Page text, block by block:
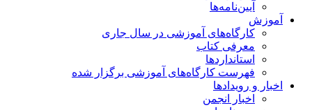
آیین‌نامه‌ها
آموزش
کارگاه‌های آموزشی در سال جاری
معرفی کتاب
استانداردها
فهرست کارگاه‌های آموزشی برگزار شده
اخبار و رویدادها
اخبار انجمن